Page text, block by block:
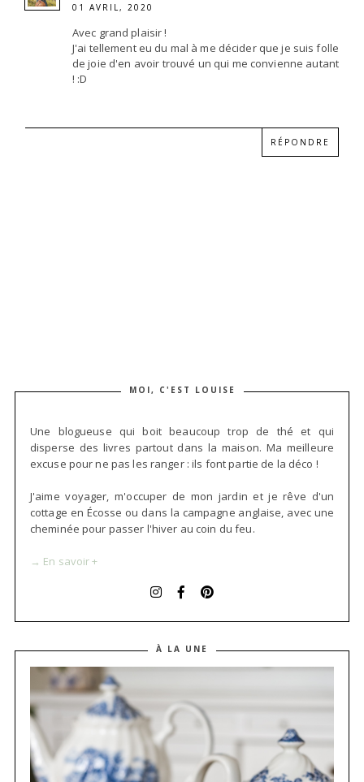
01 AVRIL, 2020
Avec grand plaisir !
J'ai tellement eu du mal à me décider que je suis folle
de joie d'en avoir trouvé un qui me convienne autant
! :D
RÉPONDRE
MOI, C'EST LOUISE
Une blogueuse qui boit beaucoup trop de thé et qui
disperse des livres partout dans la maison. Ma meilleure
excuse pour ne pas les ranger : ils font partie de la déco !
J'aime voyager, m'occuper de mon jardin et je rêve d'un
cottage en Écosse ou dans la campagne anglaise, avec une
cheminée pour passer l'hiver au coin du feu.
→ En savoir +
À LA UNE